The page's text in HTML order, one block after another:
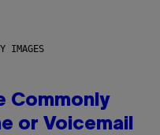
IMAGES
Commonly
or Voicemail